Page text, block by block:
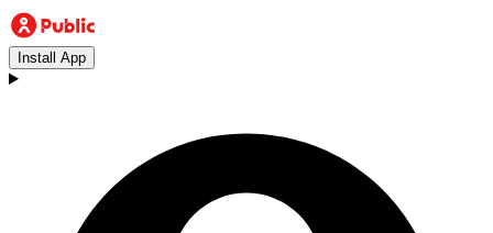
Install App